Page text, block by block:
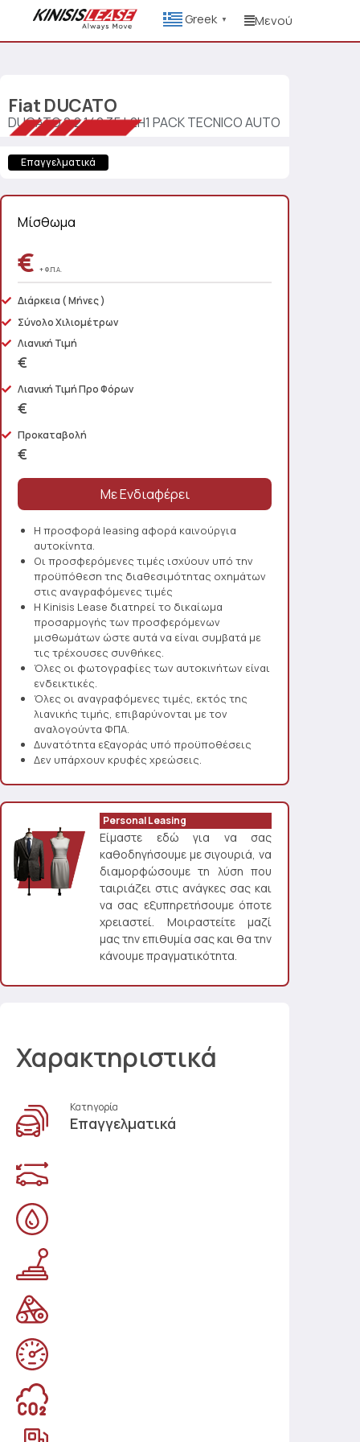
Greek ▼ Μενού
Fiat DUCATO
DUCATO 2.2 140 35 L2H1 PACK TECNICO AUTO
Επαγγελματικά
Μίσθωμα
€ + Φ.Π.Α.
Διάρκεια ( Μήνες )
Σύνολο Χιλιομέτρων
Λιανική Τιμή
€
Λιανική Τιμή Προ Φόρων
€
Προκαταβολή
€
Η προσφορά leasing αφορά καινούργια
αυτοκίνητα.
Οι προσφερόμενες τιμές ισχύουν υπό την
προϋπόθεση της διαθεσιμότητας οχημάτων
στις αναγραφόμενες τιμές
Η Kinisis Lease διατηρεί το δικαίωμα
προσαρμογής των προσφερόμενων
μισθωμάτων ώστε αυτά να είναι συμβατά με
τις τρέχουσες συνθήκες.
Όλες οι φωτογραφίες των αυτοκινήτων είναι
ενδεικτικές.
Όλες οι αναγραφόμενες τιμές, εκτός της
λιανικής τιμής, επιβαρύνονται με τον
αναλογούντα ΦΠΑ.
Δυνατότητα εξαγοράς υπό προϋποθέσεις
Δεν υπάρχουν κρυφές χρεώσεις.
Personal Leasing
Είμαστε εδώ για να σας
καθοδηγήσουμε με σιγουριά, να
διαμορφώσουμε τη λύση που
ταιριάζει στις ανάγκες σας και
να σας εξυπηρετήσουμε όποτε
χρειαστεί. Μοιραστείτε μαζί
μας την επιθυμία σας και θα την
κάνουμε πραγματικότητα.
Χαρακτηριστικά
Κατηγορία
Επαγγελματικά